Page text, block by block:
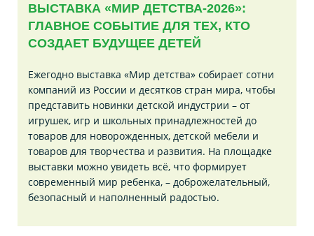
ВЫСТАВКА «МИР ДЕТСТВА-2026»:
ГЛАВНОЕ СОБЫТИЕ ДЛЯ ТЕХ, КТО
СОЗДАЕТ БУДУЩЕЕ ДЕТЕЙ
Ежегодно выставка «Мир детства» собирает сотни
компаний из России и десятков стран мира, чтобы
представить новинки детской индустрии – от
игрушек, игр и школьных принадлежностей до
товаров для новорожденных, детской мебели и
товаров для творчества и развития. На площадке
выставки можно увидеть всё, что формирует
современный мир ребенка, – доброжелательный,
безопасный и наполненный радостью.